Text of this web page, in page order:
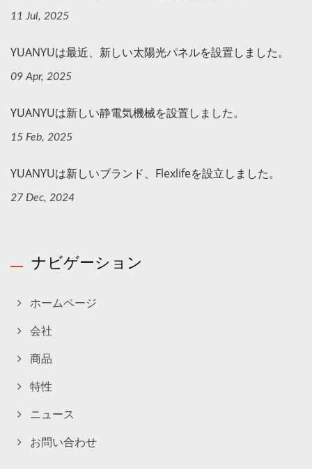
11 Jul, 2025
YUANYUは最近、新しい太陽光パネルを設置しました。
09 Apr, 2025
YUANYUは新しい静電気機械を設置しました。
15 Feb, 2025
YUANYUは新しいブランド、Flexlifeを設立しました。
27 Dec, 2024
ナビゲーション
ホームページ
会社
商品
特性
ニュース
お問い合わせ